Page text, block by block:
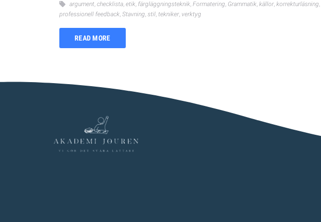
argument, checklista, etik, färgläggningsteknik, Formatering, Grammatik, källor, korrekturläsning,
professionell feedback, Stavning, stil, tekniker, verktyg
READ MORE